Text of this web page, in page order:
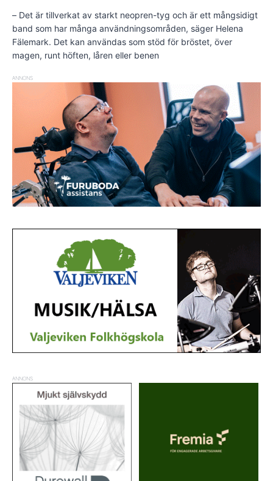
– Det är tillverkat av starkt neopren-tyg och är ett mångsidigt
band som har många användningsområden, säger Helena
Fälemark. Det kan användas som stöd för bröstet, över
magen, runt höften, låren eller benen
ANNONS
ANNONS